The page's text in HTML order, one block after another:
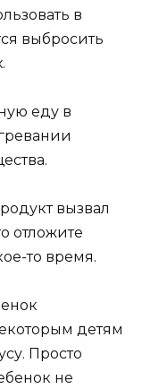
в
выбросить
еду в
вызвал
отложите
то время.
детям
Просто
не